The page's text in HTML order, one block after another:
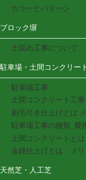
カラーとパターン
ブロック塀
土留め工事について
駐車場・土間コンクリー
駐車場工事
土間コンクリート工事
刷毛引き仕上げとは
駐車場工事の種類_費
土間コンクリートとは
金鏝仕上げとは メリ
天然芝・人工芝